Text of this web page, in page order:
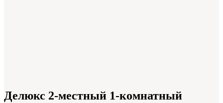
Делюкс 2-местный 1-комнатный